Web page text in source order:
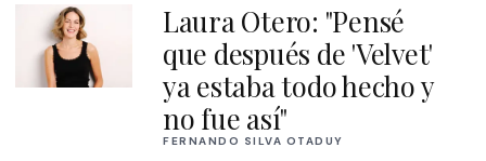
Laura Otero: "Pensé
que después de 'Velvet'
ya estaba todo hecho y
no fue así"
FERNANDO SILVA OTADUY